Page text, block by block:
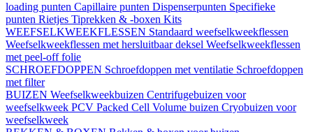
loading punten Capillaire punten Dispenserpunten Specifieke
punten Rietjes Tiprekken & -boxen Kits
WEEFSELKWEEKFLESSEN Standaard weefselkweekflessen
Weefselkweekflessen met hersluitbaar deksel Weefselkweekflessen
met peel-off folie
SCHROEFDOPPEN Schroefdoppen met ventilatie Schroefdoppen
met filter
BUIZEN Weefselkweekbuizen Centrifugebuizen voor
weefselkweek PCV Packed Cell Volume buizen Cryobuizen voor
weefselkweek